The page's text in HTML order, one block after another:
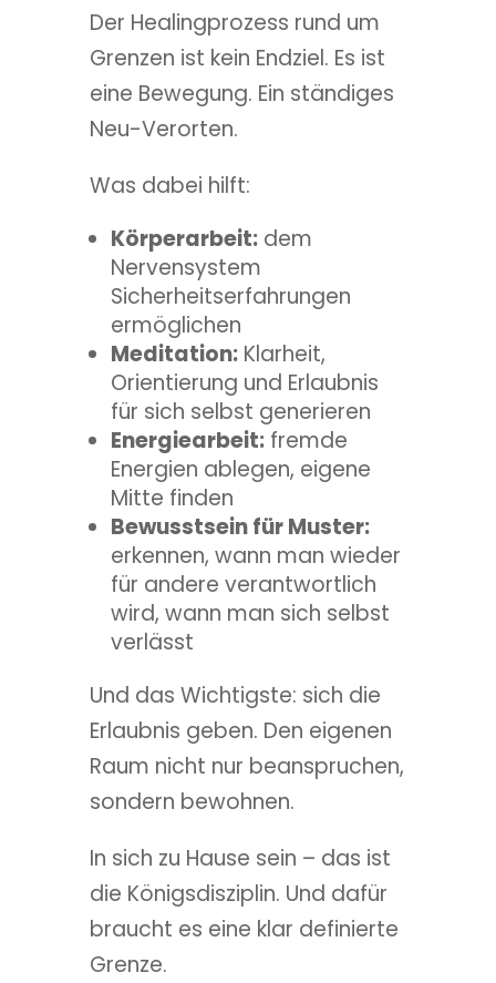
Der Healingprozess rund um
Grenzen ist kein Endziel. Es ist
eine Bewegung. Ein ständiges
Neu-Verorten.
Was dabei hilft:
Körperarbeit:dem
Nervensystem
Sicherheitserfahrungen
ermöglichen
Meditation:Klarheit,
Orientierung und Erlaubnis
für sich selbst generieren
Energiearbeit:fremde
Energien ablegen, eigene
Mitte finden
Bewusstsein für Muster:
erkennen, wann man wieder
für andere verantwortlich
wird, wann man sich selbst
verlässt
Und das Wichtigste: sich die
Erlaubnis geben. Den eigenen
Raum nicht nur beanspruchen,
sondern bewohnen.
In sich zu Hause sein – das ist
die Königsdisziplin. Und dafür
braucht es eine klar definierte
Grenze.